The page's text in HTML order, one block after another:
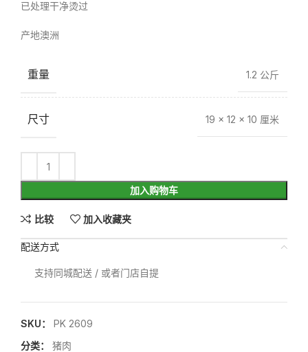
已处理干净烫过
产地澳洲
重量 1.2 公斤
尺寸 19 × 12 × 10 厘米
加入购物车
比较 加入收藏夹
配送方式
支持同城配送 / 或者门店自提
SKU： PK 2609
分类：
猪肉